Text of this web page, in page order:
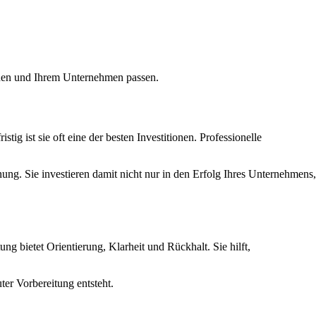
und Ihrem Unternehmen passen.
ist sie oft eine der besten Investitionen. Professionelle
Sie investieren damit nicht nur in den Erfolg Ihres Unternehmens,
bietet Orientierung, Klarheit und Rückhalt. Sie hilft,
Vorbereitung entsteht.